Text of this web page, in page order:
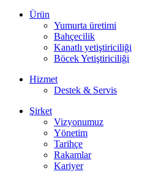
Ürün
Yumurta üretimi
Bahçecilik
Kanatlı yetiştiriciliği
Böcek Yetiştiriciliği
Hizmet
Destek & Servis
Şirket
Vizyonumuz
Yönetim
Tarihçe
Rakamlar
Kariyer